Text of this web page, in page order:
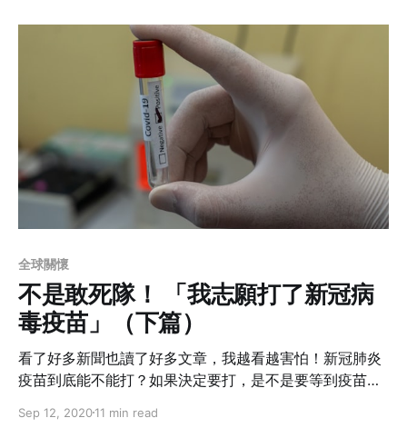
蛋一樣，許多意外在隔離觀察期內發生。
全球關懷
不是敢死隊！ 「我志願打了新冠病
毒疫苗」（下篇）
看了好多新聞也讀了好多文章，我越看越害怕！新冠肺炎
疫苗到底能不能打？如果決定要打，是不是要等到疫苗成
景同時也是第一批自願施打者的作者，聽聽看她的想法，
Sep 12, 202011 min read